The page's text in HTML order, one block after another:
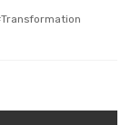
Transformation